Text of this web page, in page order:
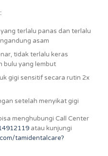
terlalu panas dan terlalu
asam
tidak terlalu keras
bulu yang lembut
gigi sensitif secara rutin 2x
setelah menyikat gigi
menghubungi Call Center
atau kunjungi
tamidentalcare?